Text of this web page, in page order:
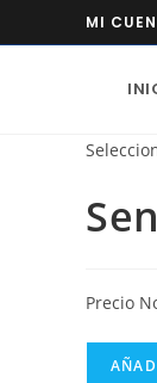
MI
Precio